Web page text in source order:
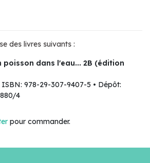
des livres suivants :
poisson dans l'eau... 2B (édition
ISBN: 978-29-307-9407-5 • Dépôt:
4
pour commander.